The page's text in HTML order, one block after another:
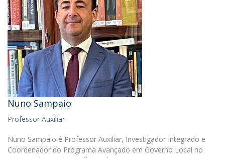
Nuno Sampaio
Professor Auxiliar
Nuno Sampaio é Professor Auxiliar, Investigador Integrado e
Coordenador do Programa Avançado em Governo Local no